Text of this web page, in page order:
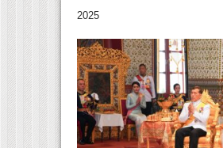
2025